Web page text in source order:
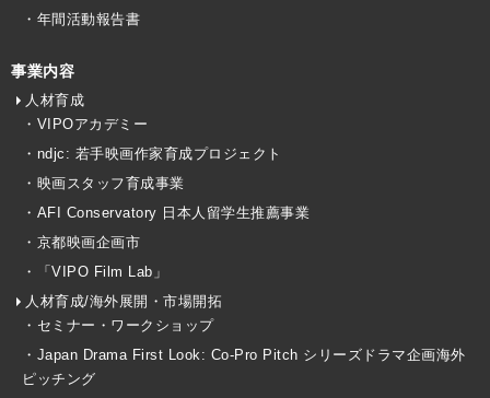
・年間活動報告書
事業内容
人材育成
・VIPOアカデミー
・ndjc: 若手映画作家育成プロジェクト
・映画スタッフ育成事業
・AFI Conservatory 日本人留学生推薦事業
・京都映画企画市
・「VIPO Film Lab」
人材育成/海外展開・市場開拓
・セミナー・ワークショップ
・Japan Drama First Look: Co-Pro Pitch シリーズドラマ企画海外
ピッチング